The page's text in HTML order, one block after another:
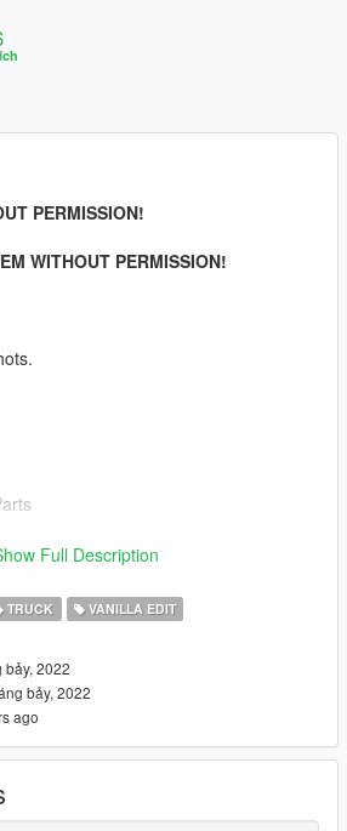
PERMISSION!
WITHOUT PERMISSION!
Shards
Full Description
TRUCK VANILLA EDIT
bảy, 2022
bảy, 2022
ago